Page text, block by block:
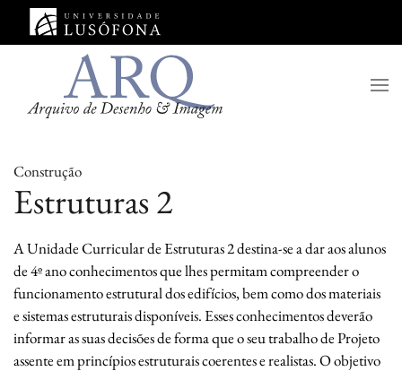
Saltar para o conteúdo principal
Construção
Estruturas 2
A Unidade Curricular de Estruturas 2 destina-se a dar aos alunos
de 4º ano conhecimentos que lhes permitam compreender o
funcionamento estrutural dos edifícios, bem como dos materiais
e sistemas estruturais disponíveis. Esses conhecimentos deverão
informar as suas decisões de forma que o seu trabalho de Projeto
assente em princípios estruturais coerentes e realistas. O objetivo